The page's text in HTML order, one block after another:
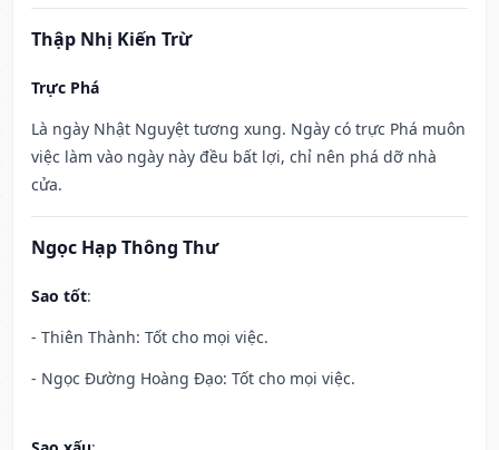
Thập Nhị Kiến Trừ
Trực Phá
Là ngày Nhật Nguyệt tương xung. Ngày có trực Phá muôn
việc làm vào ngày này đều bất lợi, chỉ nên phá dỡ nhà
cửa.
Ngọc Hạp Thông Thư
Sao tốt:
- Thiên Thành: Tốt cho mọi việc.
- Ngọc Đường Hoàng Đạo: Tốt cho mọi việc.